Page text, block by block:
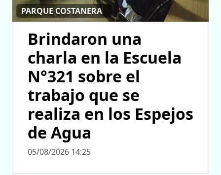
PARQUE COSTANERA
Brindaron una
charla en la Escuela
N°321 sobre el
trabajo que se
realiza en los Espejos
de Agua
05/08/2026 14:25